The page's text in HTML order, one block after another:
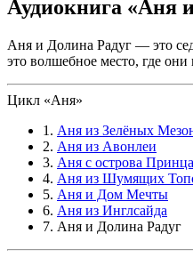
Аудиокнига «Аня
Аня и Долина Радуг — это
это волшебное место, где
Цикл «Аня»
1. Аня из Зелёных
2. Аня из Авонлеи
3. Аня с острова
4. Аня из Шумящих
5. Аня и Дом Мечты
6. Аня из Инглсайда
7. Аня и Долина Радуг